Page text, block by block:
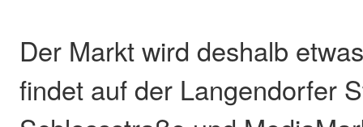
Der Markt wird deshalb
findet auf der Langendorfer